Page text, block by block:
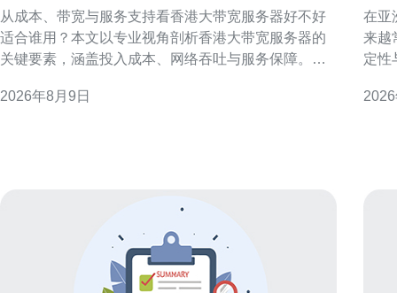
从成本、带宽与服务支持看香港大带宽服务器好不好
适合谁用？本文以专业视角剖析香港大带宽服务器的
关键要素，涵盖投入成本、网络吞吐与服务保障。目
据和配置建议。文章兼顾可操作性与合规性考量，便
2026年8月9日
在亚
来越
定性
验。